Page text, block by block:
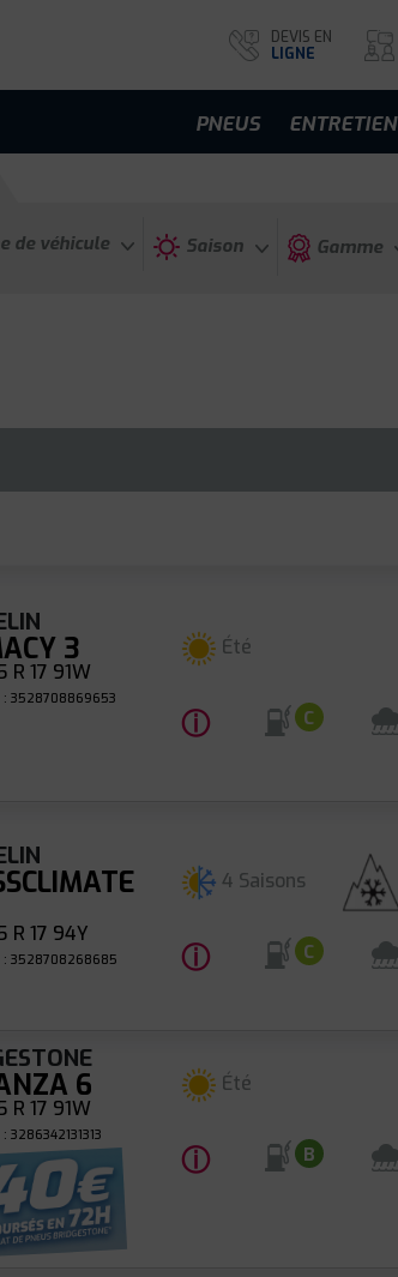
DEVIS EN
LIGNE
PNEUS ENTRETIEN
de véhicule Saison Gamme
3
17 91W
: 3528708869653
Été
ⓘ C
R 17 94Y
: 3528708268685
4 Saisons
ⓘ C
6
17 91W
: 3286342131313
Été
ⓘ B